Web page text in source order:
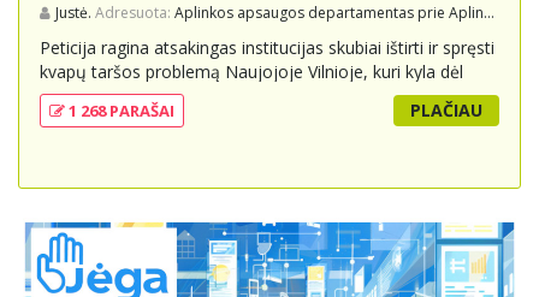
Justė. Adresuota: Aplinkos apsaugos departamentas prie Aplinkos ministerijos
Peticija ragina atsakingas institucijas skubiai ištirti ir spręsti
kvapų taršos problemą Naujojoje Vilnioje, kuri kyla dėl
buitinių atliekų sąvartyno Pramonės g. 141. Gyventojai
skundžiasi nuolatiniu stipriu atliekų kvapu, kuris neigiamai
mechanizmus ir imtis veiksmingų priemonių problemai
priimtus sprendimus ir planuojamus veiksmus.
1 268 PARAŠAI PLAČIAU